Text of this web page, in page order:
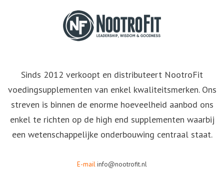
Sinds 2012 verkoopt en distributeert NootroFit
voedingsupplementen van enkel kwaliteitsmerken. Ons
streven is binnen de enorme hoeveelheid aanbod ons
enkel te richten op de high end supplementen waarbij
een wetenschappelijke onderbouwing centraal staat.
E-mailinfo@nootrofit.nl